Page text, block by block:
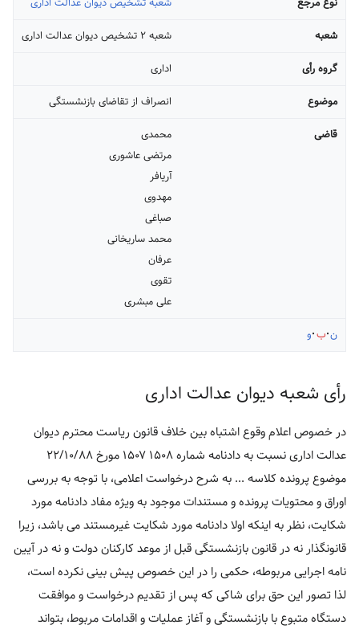
شعبه
شعبه ۲ تشخیص دیوان عدالت اداری
گروه رأی
اداری
موضوع
انصراف از تقاضای بازنشستگی
قاضی
محمدی
مرتضی عاشوری
آریافر
مهدوی
صباغی
محمد ساریخانی
عرفان
تقوی
علی مبشری
ن ب و
رأی شعبه دیوان عدالت اداری
در خصوص اعلام وقوع اشتباه بین خلاف قانون ریاست محترم دیوان
عدالت اداری نسبت به دادنامه شماره ۱۵۰۸ ۱۵۰۷ مورخ ۲۲/۱۰/۸۸
موضوع پرونده کلاسه ... به شرح درخواست اعلامی، با توجه به بررسی
اوراق و محتویات پرونده و مستندات موجود به ویژه مفاد دادنامه مورد
شکایت، نظر به اینکه اولا دادنامه مورد شکایت غیرمستند می باشد، زیرا
قانونگذار نه در قانون بازنشستگی قبل از موعد کارکنان دولت و نه در آیین
نامه اجرایی مربوطه، حکمی را در این خصوص پیش بینی نکرده است،
لذا تصور این حق برای شاکی که پس از تقدیم درخواست و موافقت
دستگاه متبوع با بازنشستگی و آغاز عملیات و اقدامات مربوط، بتواند